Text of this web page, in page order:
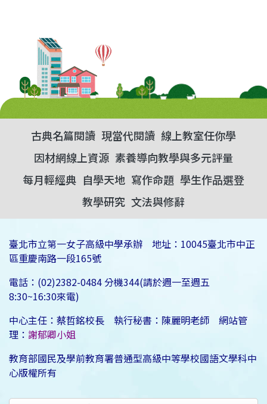
古典名篇閱讀 現當代閱讀 線上教室任你學
因材網線上資源 素養導向教學與多元評量
每月輕經典 自學天地 寫作命題 學生作品選登
教學研究 文法與修辭
臺北市立第一女子高級中學承辦 地址：10045臺北市中正
區重慶南路一段165號
電話：(02)2382-0484 分機344(請於週一至週五
8:30~16:30來電)
中心主任：蔡哲銘校長 執行秘書：陳麗明老師 網站管
理： 謝郁卿小姐
教育部國民及學前教育署普通型高級中等學校國語文學科中
心版權所有